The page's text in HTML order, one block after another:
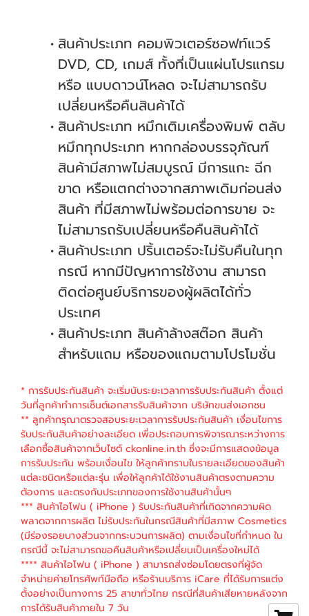
สินค้าประเภท คอมพิวเตอร์ซอฟท์แวร์
DVD, CD, เกมส์ ทั้งที่เป็นแผ่นโปรแกรม
หรือ แบบดาวน์โหลด จะไม่สามารถรับ
เปลี่ยนหรือคืนสินค้าได้
สินค้าประเภท หมึกเติมเครื่องพิมพ์ ตลับ
หมึกทุกประเภท หากกล่องบรรจุภัณฑ์
สินค้ามีสภาพไม่สมบูรณ์ มีการแกะ ฉีก
ขาด หรือแตกต่างจากสภาพเดิมก่อนส่ง
สินค้า ที่มีสภาพไม่พร้อมต่อการขาย จะ
ไม่สามารถรับเปลี่ยนหรือคืนสินค้าได้
สินค้าประเภท ปริ้นเตอร์จะไม่รับคืนในทุก
กรณี หากมีปัญหาการใช้งาน สามารถ
ติดต่อศูนย์บริการของผู้ผลิตได้ทั่ว
ประเทศ
สินค้าประเภท สินค้าล้างสต๊อก สินค้า
สำหรับแถม หรือของแถมตามโปรโมชั่น
* การรับประกันสินค้า จะเริ่มนับระยะเวลาการรับประกันสินค้า ตั้งแต่
วันที่ลูกค้าทำการเซ็นต์เอกสารรับสินค้าจาก บริษัทขนส่งเอกชน
** ลูกค้ากรุณาตรวจสอบระยะเวลาการรับประกันสินค้า เงื่อนไขการ
รับประกันสินค้าอย่างละเอียด เพื่อประกอบการพิจารณาระหว่างการ
เลือกซื้อสินค้าจากเว็บไซต์ ckonline.in.th ซึ่งจะมีการแสดงข้อมูล
การรับประกัน พร้อมเงื่อนไข ให้ลูกค้าทราบในรายละเอียดของสินค้า
แต่ละชนิดหรือแต่ละรุ่น เพื่อให้ลูกค้าได้ใช้งานสินค้าตรงตามความ
ต้องการ และตรงกับประเภทของการใช้งานสินค้านั้นๆ
*** สินค้าไอโฟน ( iPhone ) รับประกันสินค้าที่เกิดจากความผิด
พลาดจากการผลิต ไม่รับประกันในกรณีสินค้าที่มีสภาพ Cosmetics
(มีร่องรอยบางส่วนจากกระบวนการผลิต) ตามเงื่อนไขที่กำหนด ใน
กรณีนี้ จะไม่สามารถขอคืนสินค้าหรือเปลี่ยนเป็นเครื่องใหม่ได้
**** สินค้าไอโฟน ( iPhone ) สามารถส่งซ่อมโดยตรงที่ผู้จัด
จำหน่ายค่ายโทรศัพท์มือถือ หรือร้านบริการ iCare ที่ได้รับการแต่ง
ตั้งอย่างเป็นทางการ 25 สาขาทั่วไทย กรณีที่สินค้าเสียหายหลังจาก
การได้รับสินค้าภายใน 7 วัน